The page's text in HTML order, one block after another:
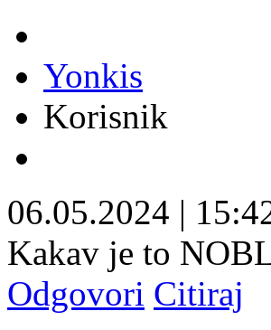
Yonkis
Korisnik
06.05.2024 |
Kakav je to
Odgovori Citiraj